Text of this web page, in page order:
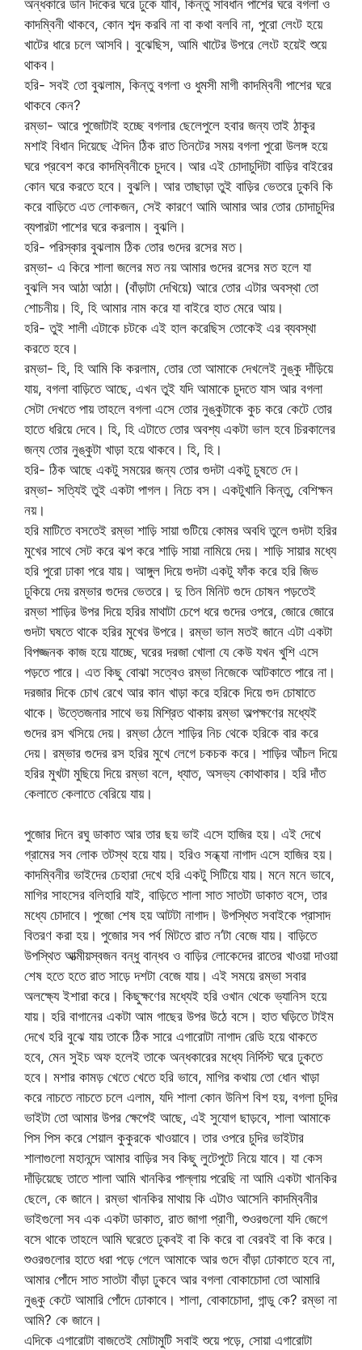
অন্ধকারে ডান দিকের ঘরে ঢুকে যাবি, কিন্তু সাবধান পাশের ঘরে বগলা ও
কাদম্বিনী থাকবে, কোন শব্দ করবি না বা কথা বলবি না, পুরো লেংট হয়ে
খাটের ধারে চলে আসবি। বুঝেছিস, আমি খাটের উপরে লেংট হয়েই শুয়ে
থাকব।
হরি- সবই তো বুঝলাম, কিন্তু বগলা ও ধুমসী মাগী কাদম্বিনী পাশের ঘরে
থাকবে কেন?
রম্ভা- আরে পুজোটাই হচ্ছে বগলার ছেলেপুলে হবার জন্য তাই ঠাকুর
মশাই বিধান দিয়েছে ঐদিন ঠিক রাত তিনটের সময় বগলা পুরো উলঙ্গ হয়ে
ঘরে প্রবেশ করে কাদম্বিনীকে চুদবে। আর এই চোদাচুদিটা বাড়ির বাইরের
কোন ঘরে করতে হবে। বুঝলি। আর তাছাড়া তুই বাড়ির ভেতরে ঢুকবি কি
করে বাড়িতে এত লোকজন, সেই কারণে আমি আমার আর তোর চোদাচুদির
ব্যপারটা পাশের ঘরে করলাম। বুঝলি।
হরি- পরিস্কার বুঝলাম ঠিক তোর গুদের রসের মত।
রম্ভা- এ কিরে শালা জলের মত নয় আমার গুদের রসের মত হলে যা
বুঝলি সব আঠা আঠা। (বাঁড়াটা দেখিয়ে) আরে তোর এটার অবস্থা তো
শোচনীয়। হি, হি আমার নাম করে যা বাইরে হাত মেরে আয়।
হরি- তুই শালী এটাকে চটকে এই হাল করেছিস তোকেই এর ব্যবস্থা
করতে হবে।
রম্ভা- হি, হি আমি কি করলাম, তোর তো আমাকে দেখলেই নুঙ্কু দাঁড়িয়ে
যায়, বগলা বাড়িতে আছে, এখন তুই যদি আমাকে চুদতে যাস আর বগলা
সেটা দেখতে পায় তাহলে বগলা এসে তোর নুঙ্কুটাকে কুচ করে কেটে তোর
হাতে ধরিয়ে দেবে। হি, হি এটাতে তোর অবশ্য একটা ভাল হবে চিরকালের
জন্য তোর নুঙ্কুটা খাড়া হয়ে থাকবে। হি, হি।
হরি- ঠিক আছে একটু সময়ের জন্য তোর গুদটা একটু চুষতে দে।
রম্ভা- সত্যিই তুই একটা পাগল। নিচে বস। একটুখানি কিন্তু, বেশিক্ষন
নয়।
হরি মাটিতে বসতেই রম্ভা শাড়ি সায়া গুটিয়ে কোমর অবধি তুলে গুদটা হরির
মুখের সাথে সেট করে ঝপ করে শাড়ি সায়া নামিয়ে দেয়। শাড়ি সায়ার মধ্যে
হরি পুরো ঢাকা পরে যায়। আঙ্গুল দিয়ে গুদটা একটু ফাঁক করে হরি জিভ
ঢুকিয়ে দেয় রম্ভার গুদের ভেতরে। দু তিন মিনিট গুদে চোষন পড়তেই
রম্ভা শাড়ির উপর দিয়ে হরির মাথাটা চেপে ধরে গুদের ওপরে, জোরে জোরে
গুদটা ঘষতে থাকে হরির মুখের উপরে। রম্ভা ভাল মতই জানে এটা একটা
বিপজ্জনক কাজ হয়ে যাচ্ছে, ঘরের দরজা খোলা যে কেউ যখন খুশি এসে
পড়তে পারে। এত কিছু বোঝা সত্বেও রম্ভা নিজেকে আটকাতে পারে না।
দরজার দিকে চোখ রেখে আর কান খাড়া করে হরিকে দিয়ে গুদ চোষাতে
থাকে। উত্তেজনার সাথে ভয় মিশ্রিত থাকায় রম্ভা অল্পক্ষণের মধ্যেই
গুদের রস খসিয়ে দেয়। রম্ভা ঠেলে শাড়ির নিচ থেকে হরিকে বার করে
দেয়। রম্ভার গুদের রস হরির মুখে লেগে চকচক করে। শাড়ির আঁচল দিয়ে
হরির মুখটা মুছিয়ে দিয়ে রম্ভা বলে, ধ্যাত, অসভ্য কোথাকার। হরি দাঁত
কেলাতে কেলাতে বেরিয়ে যায়।
পুজোর দিনে রঘু ডাকাত আর তার ছয় ভাই এসে হাজির হয়। এই দেখে
গ্রামের সব লোক তটস্থ হয়ে যায়। হরিও সন্ধ্যা নাগাদ এসে হাজির হয়।
কাদম্বিনীর ভাইদের চেহারা দেখে হরি একটু সিটিয়ে যায়। মনে মনে ভাবে,
মাগির সাহসের বলিহারি যাই, বাড়িতে শালা সাত সাতটা ডাকাত বসে, তার
মধ্যে চোদাবে। পুজো শেষ হয় আটটা নাগাদ। উপস্থিত সবাইকে প্রাসাদ
বিতরণ করা হয়। পুজোর সব পর্ব মিটতে রাত ন’টা বেজে যায়। বাড়িতে
উপস্থিত আত্মীয়স্বজন বন্ধু বান্ধব ও বাড়ির লোকেদের রাতের খাওয়া দাওয়া
শেষ হতে হতে রাত সাড়ে দশটা বেজে যায়। এই সময়ে রম্ভা সবার
অলক্ষ্যে ইশারা করে। কিছুক্ষণের মধ্যেই হরি ওখান থেকে ভ্যানিস হয়ে
যায়। হরি বাগানের একটা আম গাছের উপর উঠে বসে। হাত ঘড়িতে টাইম
দেখে হরি বুঝে যায় তাকে ঠিক সারে এগারোটা নাগাদ রেডি হয়ে থাকতে
হবে, মেন সুইচ অফ হলেই তাকে অন্ধকারের মধ্যে নির্দিস্ট ঘরে ঢুকতে
হবে। মশার কামড় খেতে খেতে হরি ভাবে, মাগির কথায় তো ধোন খাড়া
করে নাচতে নাচতে চলে এলাম, যদি শালা কোন উনিশ বিশ হয়, বগলা চুদির
ভাইটা তো আমার উপর ক্ষেপেই আছে, এই সুযোগ ছাড়বে, শালা আমাকে
পিস পিস করে শেয়াল কুকুরকে খাওয়াবে। তার ওপরে চুদির ভাইটার
শালাগুলো মহানন্দে আমার বাড়ির সব কিছু লুটেপুটে নিয়ে যাবে। যা কেস
দাঁড়িয়েছে তাতে শালা আমি খানকির পাল্লায় পরেছি না আমি একটা খানকির
ছেলে, কে জানে। রম্ভা খানকির মাথায় কি এটাও আসেনি কাদম্বিনীর
ভাইগুলো সব এক একটা ডাকাত, রাত জাগা প্রাণী, শুওরগুলো যদি জেগে
বসে থাকে তাহলে আমি ঘরেতে ঢুকবই বা কি করে বা বেরবই বা কি করে।
শুওরগুলোর হাতে ধরা পড়ে গেলে আমাকে আর গুদে বাঁড়া ঢোকাতে হবে না,
আমার পোঁদে সাত সাতটা বাঁড়া ঢুকবে আর বগলা বোকাচোদা তো আমারি
নুঙ্কু কেটে আমারি পোঁদে ঢোকাবে। শালা, বোকাচোদা, গান্ডু কে? রম্ভা না
আমি? কে জানে।
এদিকে এগারোটা বাজতেই মোটামুটি সবাই শুয়ে পড়ে, সোয়া এগারোটা